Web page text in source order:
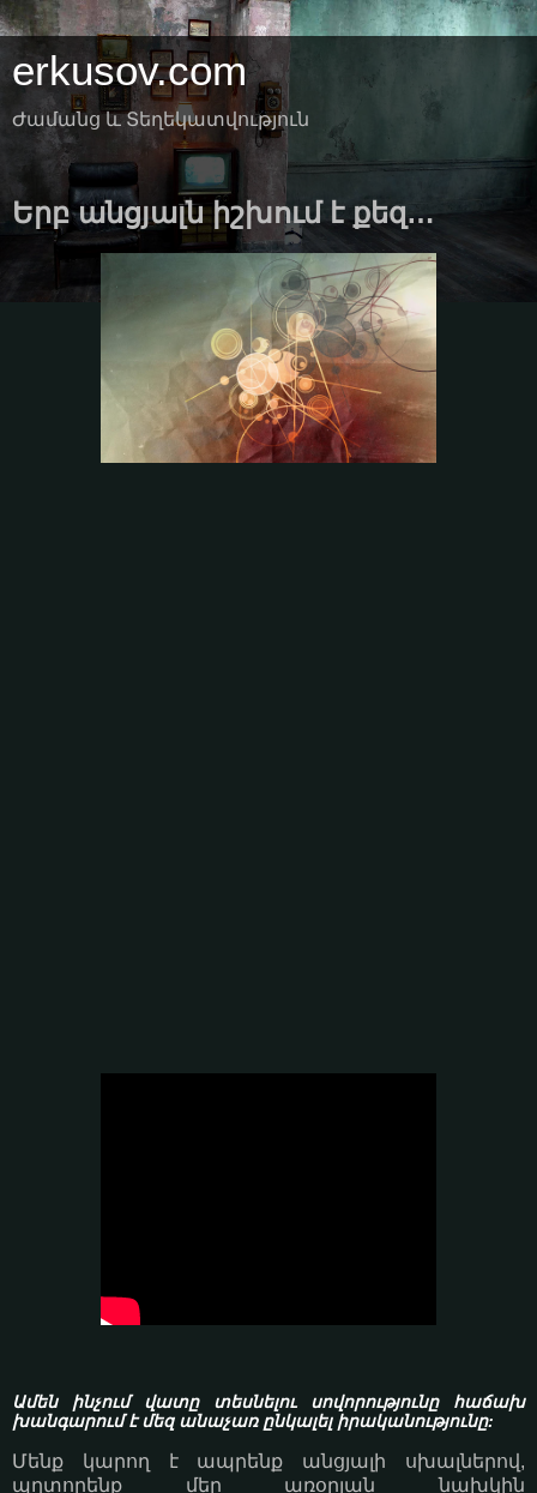
erkusov.com
Ժամանց և Տեղեկատվություն
Երբ անցյալն իշխում է քեզ…
Ամեն ինչում վատը տեսնելու սովորությունը հաճախ
խանգարում է մեզ անաչառ ընկալել իրականությունը:
Մենք կարող է ապրենք անցյալի սխալներով,
պղտորենք մեր առօրյան նախկին